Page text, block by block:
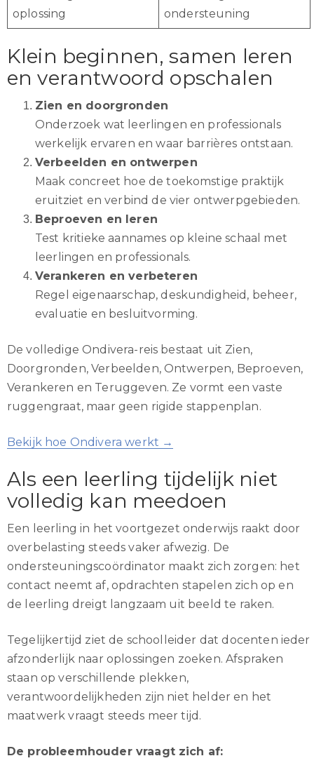
oplossing
ondersteuning
Klein beginnen, samen leren
en verantwoord opschalen
Zien en doorgronden
Onderzoek wat leerlingen en professionals
werkelijk ervaren en waar barrières ontstaan.
Verbeelden en ontwerpen
Maak concreet hoe de toekomstige praktijk
eruitziet en verbind de vier ontwerpgebieden.
Beproeven en leren
Test kritieke aannames op kleine schaal met
leerlingen en professionals.
Verankeren en verbeteren
Regel eigenaarschap, deskundigheid, beheer,
evaluatie en besluitvorming.
De volledige Ondivera-reis bestaat uit Zien,
Doorgronden, Verbeelden, Ontwerpen, Beproeven,
Verankeren en Teruggeven. Ze vormt een vaste
ruggengraat, maar geen rigide stappenplan.
Bekijk hoe Ondivera werkt →
Als een leerling tijdelijk niet
volledig kan meedoen
Een leerling in het voortgezet onderwijs raakt door
overbelasting steeds vaker afwezig. De
ondersteuningscoördinator maakt zich zorgen: het
contact neemt af, opdrachten stapelen zich op en
de leerling dreigt langzaam uit beeld te raken.
Tegelijkertijd ziet de schoolleider dat docenten ieder
afzonderlijk naar oplossingen zoeken. Afspraken
staan op verschillende plekken,
verantwoordelijkheden zijn niet helder en het
maatwerk vraagt steeds meer tijd.
De probleemhouder vraagt zich af: